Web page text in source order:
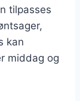
tilpasses
kan
middag og